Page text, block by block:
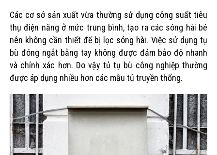
Các cơ sở sản xuất vừa thường sử dụng công suất tiêu
thụ điện năng ở mức trung bình, tạo ra các sóng hài bé
nên không cần thiết để bị lọc sóng hài. Việc sử dụng tụ
bù đóng ngắt bằng tay không được đảm bảo độ nhanh
và chính xác hơn. Do vậy tủ tụ bù công nghiệp thường
được áp dụng nhiều hơn các mẫu tủ truyền thống.